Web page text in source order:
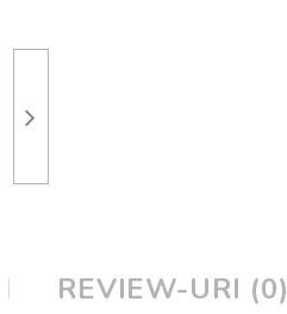
REVIEW-URI (0)